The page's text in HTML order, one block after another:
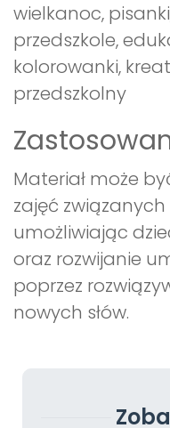
wielkanoc,
przedszkole,
kolorowanki,
przedszkolny
Materiał może
zajęć
umożliwiając
oraz rozwijanie
poprzez
nowych słów.